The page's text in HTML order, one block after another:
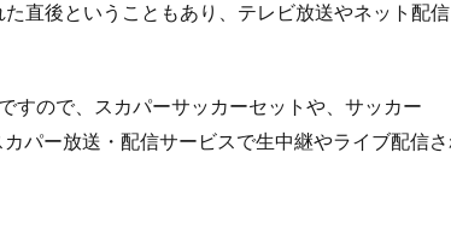
直後ということもあり、テレビ放送やネット配信
すので、スカパーサッカーセットや、サッカー
パー放送・配信サービスで生中継やライブ配信